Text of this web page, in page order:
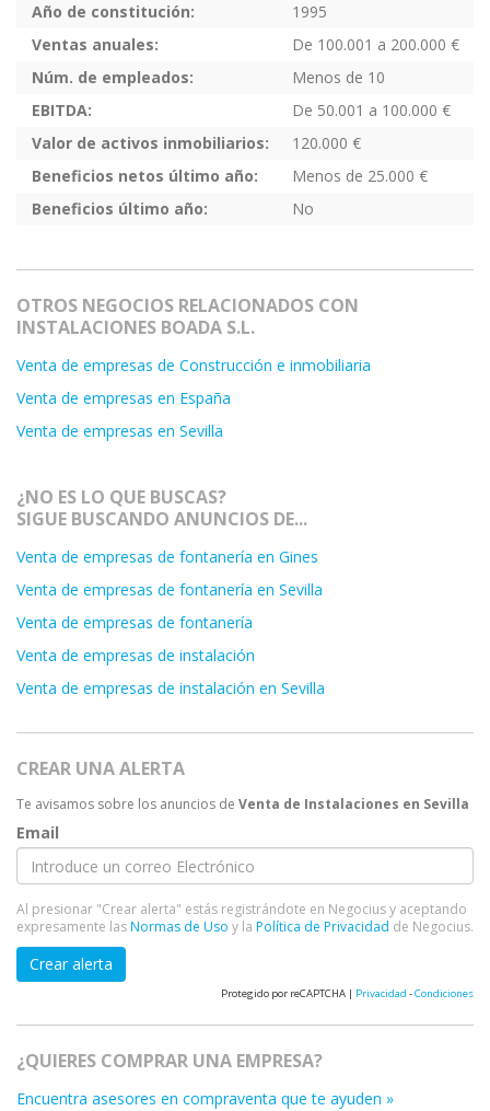
Año de constitución:
1995
Ventas anuales:
De 100.001 a 200.000 €
Núm. de empleados:
Menos de 10
EBITDA:
De 50.001 a 100.000 €
Valor de activos inmobiliarios:
120.000 €
Beneficios netos último año:
Menos de 25.000 €
Beneficios último año:
No
OTROS NEGOCIOS RELACIONADOS CON
INSTALACIONES BOADA S.L.
Venta de empresas de Construcción e inmobiliaria
Venta de empresas en España
Venta de empresas en Sevilla
¿NO ES LO QUE BUSCAS?
SIGUE BUSCANDO ANUNCIOS DE...
Venta de empresas de fontanería en Gines
Venta de empresas de fontanería en Sevilla
Venta de empresas de fontanería
Venta de empresas de instalación
Venta de empresas de instalación en Sevilla
CREAR UNA ALERTA
Te avisamos sobre los anuncios de Venta de Instalaciones en Sevilla
Email
Al presionar "Crear alerta" estás registrándote en Negocius y aceptando
expresamente lasNormas de Uso y la Política de Privacidad de Negocius.
Crear alerta
Protegido por reCAPTCHA | Privacidad -Condiciones
¿QUIERES COMPRAR UNA EMPRESA?
Encuentra asesores en compraventa que te ayuden »